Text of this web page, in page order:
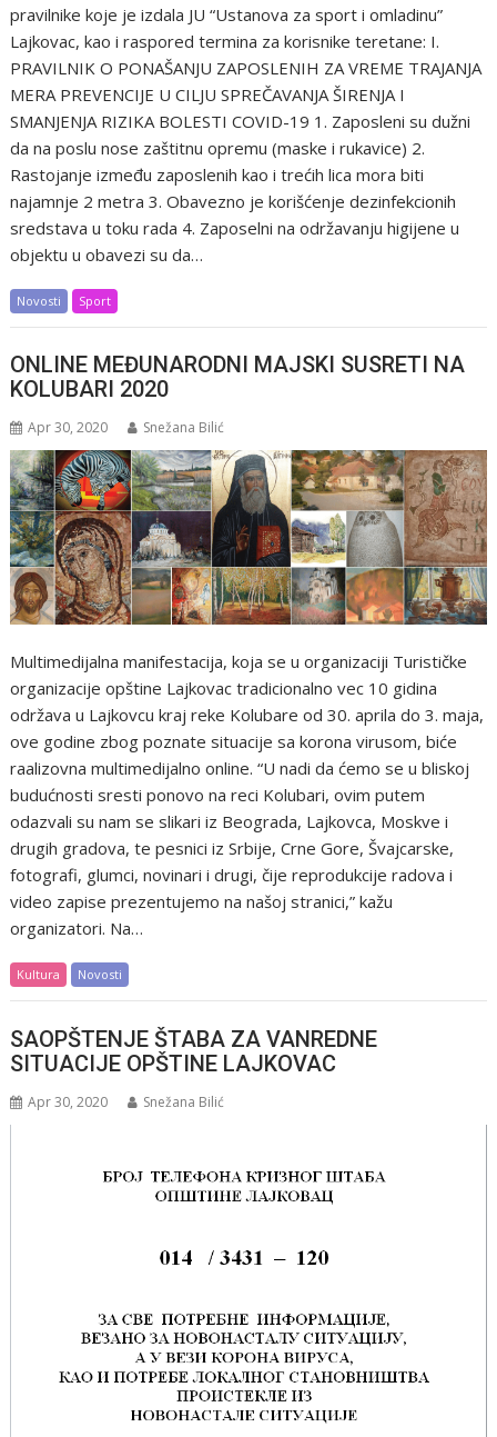
pravilnike koje je izdala JU “Ustanova za sport i omladinu”
Lajkovac, kao i raspored termina za korisnike teretane: I.
PRAVILNIK O PONAŠANJU ZAPOSLENIH ZA VREME TRAJANJA
MERA PREVENCIJE U CILJU SPREČAVANJA ŠIRENJA I
SMANJENJA RIZIKA BOLESTI COVID-19 1. Zaposleni su dužni
da na poslu nose zaštitnu opremu (maske i rukavice) 2.
Rastojanje između zaposlenih kao i trećih lica mora biti
najamnje 2 metra 3. Obavezno je korišćenje dezinfekcionih
sredstava u toku rada 4. Zaposelni na održavanju higijene u
objektu u obavezi su da…
Novosti Sport
ONLINE MEĐUNARODNI MAJSKI SUSRETI NA
KOLUBARI 2020
Apr 30, 2020 Snežana Bilić
Multimedijalna manifestacija, koja se u organizaciji Turističke
organizacije opštine Lajkovac tradicionalno vec 10 gidina
održava u Lajkovcu kraj reke Kolubare od 30. aprila do 3. maja,
ove godine zbog poznate situacije sa korona virusom, biće
raalizovna multimedijalno online. “U nadi da ćemo se u bliskoj
budućnosti sresti ponovo na reci Kolubari, ovim putem
odazvali su nam se slikari iz Beograda, Lajkovca, Moskve i
drugih gradova, te pesnici iz Srbije, Crne Gore, Švajcarske,
fotografi, glumci, novinari i drugi, čije reprodukcije radova i
video zapise prezentujemo na našoj stranici,” kažu
organizatori. Na…
Kultura Novosti
SAOPŠTENJE ŠTABA ZA VANREDNE
SITUACIJE OPŠTINE LAJKOVAC
Apr 30, 2020 Snežana Bilić